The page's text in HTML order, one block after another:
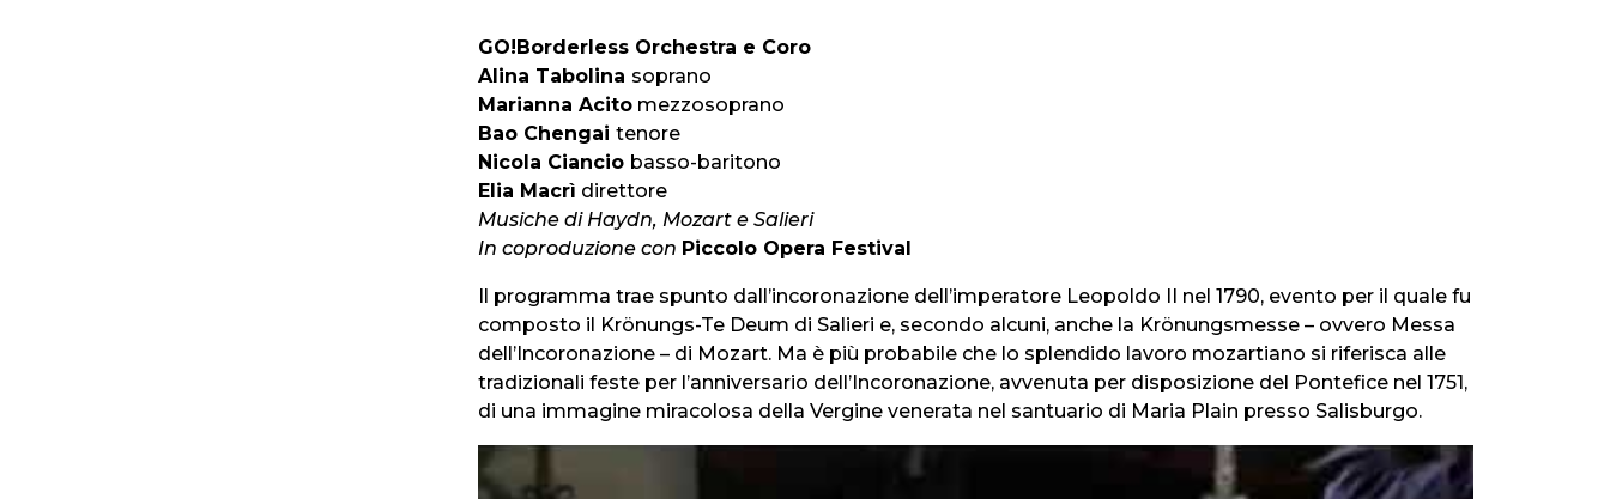
GO!Borderless Orchestra e Coro
Alina Tabolina soprano
Marianna Acito mezzosoprano
Bao Chengai tenore
Nicola Ciancio basso-baritono
Elia Macrì direttore
Musiche di Haydn, Mozart e Salieri
In coproduzione con Piccolo Opera Festival
Il programma trae spunto dall’incoronazione dell’imperatore Leopoldo II nel 1790, evento per il quale fu
composto il Krönungs-Te Deum di Salieri e, secondo alcuni, anche la Krönungsmesse – ovvero Messa
dell’Incoronazione – di Mozart. Ma è più probabile che lo splendido lavoro mozartiano si riferisca alle
tradizionali feste per l’anniversario dell’Incoronazione, avvenuta per disposizione del Pontefice nel 1751,
di una immagine miracolosa della Vergine venerata nel santuario di Maria Plain presso Salisburgo.